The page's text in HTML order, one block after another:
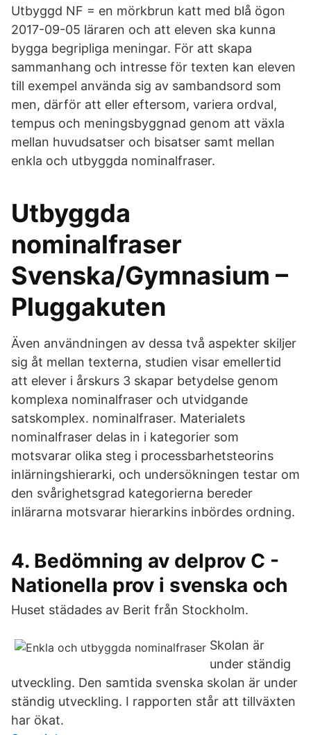
Utbyggd NF = en mörkbrun katt med blå ögon
2017-09-05 läraren och att eleven ska kunna
bygga begripliga meningar. För att skapa
sammanhang och intresse för texten kan eleven
till exempel använda sig av sambandsord som
men, därför att eller eftersom, variera ordval,
tempus och meningsbyggnad genom att växla
mellan huvudsatser och bisatser samt mellan
enkla och utbyggda nominalfraser.
Utbyggda
nominalfraser
Svenska/Gymnasium –
Pluggakuten
Även användningen av dessa två aspekter skiljer
sig åt mellan texterna, studien visar emellertid
att elever i årskurs 3 skapar betydelse genom
komplexa nominalfraser och utvidgande
satskomplex. nominalfraser. Materialets
nominalfraser delas in i kategorier som
motsvarar olika steg i processbarhetsteorins
inlärningshierarki, och undersökningen testar om
den svårighetsgrad kategorierna bereder
inlärarna motsvarar hierarkins inbördes ordning.
4. Bedömning av delprov C -
Nationella prov i svenska och
Huset städades av Berit från Stockholm.
Skolan är
under ständig
utveckling. Den samtida svenska skolan är under
ständig utveckling. I rapporten står att tillväxten
har ökat.